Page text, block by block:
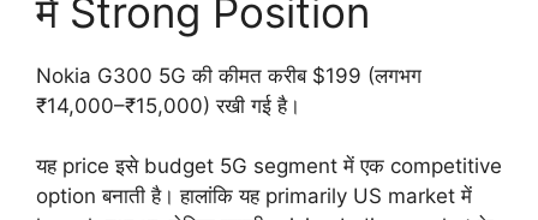
में Strong Position
Nokia G300 5G की कीमत करीब $199 (लगभग
₹14,000–₹15,000) रखी गई है।
यह price इसे budget 5G segment में एक competitive
option बनाती है। हालांकि यह primarily US market में